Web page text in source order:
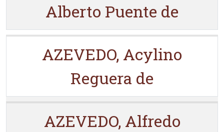
Alberto Puente de
AZEVEDO, Acylino
Reguera de
AZEVEDO, Alfredo